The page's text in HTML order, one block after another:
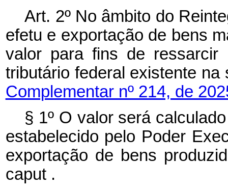
Art. 2º No âmbito do
efetu e exportação de bens
valor para fins de ressarcir
tributário federal existente
Complementar nº 214, de
§ 1º O valor será
estabelecido pelo Poder
exportação de bens
caput .